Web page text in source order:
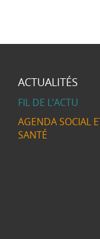
ACTUALITÉS
FIL DE L’ACTU
AGENDA SOCIAL
SANTÉ